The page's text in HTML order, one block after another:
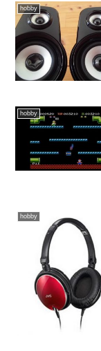
hobby
hobby
hobby